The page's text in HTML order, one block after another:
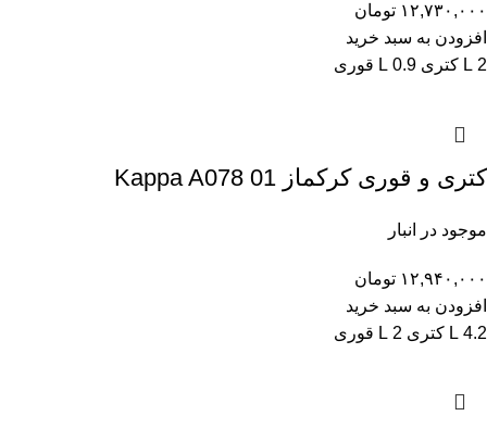
۱۲,۷۳۰,۰۰۰ تومان
افزودن به سبد خرید
2 L کتری
0.9 L قوری
کتری و قوری کرکماز Kappa A078 01
موجود در انبار
۱۲,۹۴۰,۰۰۰ تومان
افزودن به سبد خرید
4.2 L کتری
2 L قوری